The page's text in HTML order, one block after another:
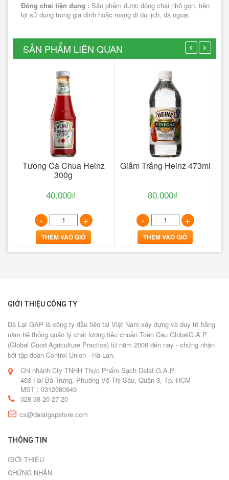
Đóng chai tiện dụng : Sản phẩm được đóng chai nhỏ gọn, tiện
lợi sử dụng trong gia đình hoặc mang đi du lịch, dã ngoại.
SẢN PHẨM LIÊN QUAN
Tương Cà Chua Heinz
300g
40.000₫
- +
THÊM VÀO GIỎ
Giấm Trắng Heinz 473ml
80.000₫
- +
THÊM VÀO GIỎ
GIỚI THIỆU CÔNG TY
Đà Lạt GAP là công ty đầu tiên tại Việt Nam xây dựng và duy trì hằng
năm hệ thống quản lý chất lượng tiêu chuẩn Toàn Cầu GlobalG.A.P
(Global Good Agriculture Practice) từ năm 2008 đến nay - chứng nhận
bởi tập đoàn Control Union - Hà Lan.
Chi nhánh Cty TNHH Thực Phẩm Sạch Dalat G.A.P.
403 Hai Bà Trưng, Phường Võ Thị Sáu, Quận 3, Tp. HCM
MST : 0312080949
028 38 20 27 20
cs@dalatgapstore.com
THÔNG TIN
GIỚI THIỆU
CHỨNG NHẬN